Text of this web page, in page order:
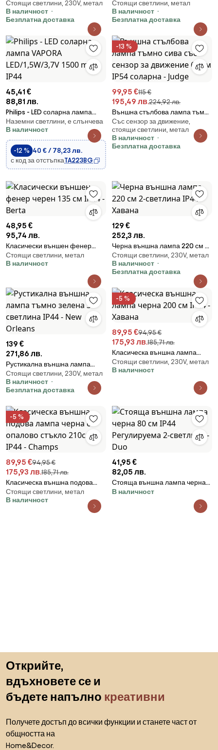
3-светлина IP44 - Хавана
Стоящи светлини, 230V, метал
В наличност
Безплатна доставка
черна 235 см 3-светлина IP44 -
Berta
Стоящи светлини, метал
В наличност
Безплатна доставка
45,41 €
88,81 лв.
Philips - LED соларна лампа
VAPORA LED/1,5W/3,7V 1500
mAh IP44
Наземни светлини, е слънчева
В наличност
-12 % 40 € / 78,23 лв.
с код за отстъпкаTA223BG
-13 %
99,95 €115 €
195,49 лв.224,92 лв.
Външна стълбова лампа тъмно
сива със сензор за движение
60 см IP54 соларна - Judge
Със сензор за движение,
стоящи светлини, метал
В наличност
Безплатна доставка
48,95 €
95,74 лв.
Класически външен фенер
черен 135 см IP44 - Berta
Стоящи светлини, метал
В наличност
129 €
252,3 лв.
Черна външна лампа 220 см 2-
светлина IP44 - Хавана
Стоящи светлини, 230V, метал
В наличност
Безплатна доставка
139 €
271,86 лв.
Рустикална външна лампа
тъмно зелена 3-светлина IP44
- New Orleans
Стоящи светлини, 230V, метал
В наличност
Безплатна доставка
-5 %
89,95 €94,95 €
175,93 лв.185,71 лв.
Класическа външна лампа
черна 200 см IP44 - Хавана
Стоящи светлини, 230V, метал
В наличност
-5 %
89,95 €94,95 €
175,93 лв.185,71 лв.
Класическа външна подова
лампа черна с опалово стъкло
210cm IP44 - Champs
Стоящи светлини, метал
В наличност
41,95 €
82,05 лв.
Стояща външна лампа черна
80 см IP44 Регулируема 2-
В наличност
Открийте,
вдъхновете се и
бъдете напълно креативни
Получете достъп до всички функции и станете част от
общността на
Home&Decor.